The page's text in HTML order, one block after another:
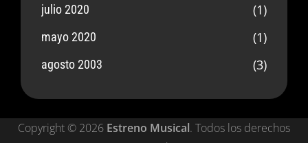
julio 2020 (1)
mayo 2020 (1)
agosto 2003 (3)
Copyright © 2026 Estreno Musical. Todos los derechos